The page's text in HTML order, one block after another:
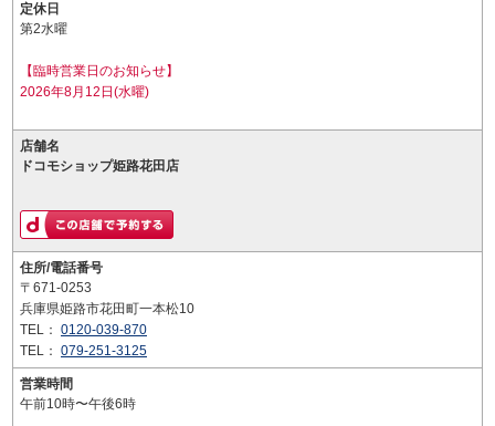
定休日
第2水曜
【臨時営業日のお知らせ】
2026年8月12日(水曜)
店舗名
ドコモショップ姫路花田店
住所/電話番号
〒671-0253
兵庫県姫路市花田町一本松10
TEL： 0120-039-870
TEL： 079-251-3125
営業時間
午前10時〜午後6時